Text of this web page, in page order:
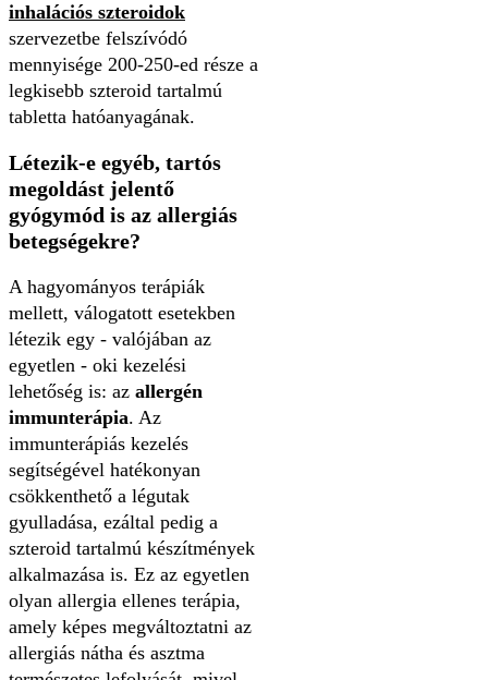
inhalációs szteroidok
szervezetbe felszívódó
mennyisége 200-250-ed része a
legkisebb szteroid tartalmú
tabletta hatóanyagának.
Létezik-e egyéb, tartós
megoldást jelentő
gyógymód is az allergiás
betegségekre?
A hagyományos terápiák
mellett, válogatott esetekben
létezik egy - valójában az
egyetlen - oki kezelési
lehetőség is: az allergén
immunterápia. Az
immunterápiás kezelés
segítségével hatékonyan
csökkenthető a légutak
gyulladása, ezáltal pedig a
szteroid tartalmú készítmények
alkalmazása is. Ez az egyetlen
olyan allergia ellenes terápia,
amely képes megváltoztatni az
allergiás nátha és asztma